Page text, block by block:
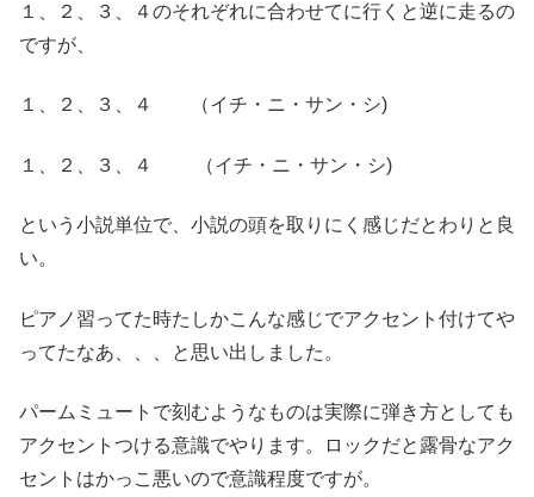
１、２、３、４のそれぞれに合わせてに行くと逆に走るの
ですが、
１、２、３、４ （イチ・ニ・サン・シ)
１、２、３、４ （イチ・ニ・サン・シ)
という小説単位で、小説の頭を取りにく感じだとわりと良
い。
ピアノ習ってた時たしかこんな感じでアクセント付けてや
ってたなあ、、、と思い出しました。
パームミュートで刻むようなものは実際に弾き方としても
アクセントつける意識でやります。ロックだと露骨なアク
セントはかっこ悪いので意識程度ですが。